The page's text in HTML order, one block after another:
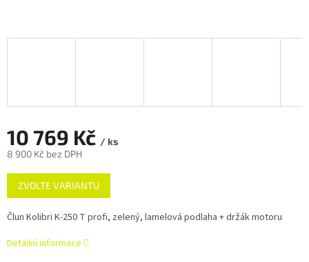
10 769 Kč / ks
8 900 Kč bez DPH
Měrná
cena:
ZVOLTE VARIANTU
Člun Kolibri K-250 T profi, zelený, lamelová podlaha + držák motoru
Detailní informace